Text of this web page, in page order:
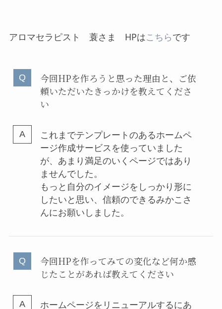
アロマセラピスト 蓑さま HPはこちらです
今回HPを作ろうと思った理由と、ご依
頼いただいたきっかけを教えてくださ
い
これまでテンプレートのあるホームペ
ージ作成サービスを使っていました
が、あまり満足のいくページではあり
ませんでした。
もっと自分のイメージをしっかり形に
したいと思い、信頼のできるみかこさ
んにお願いしました。
今回HPを作ってみての変化など何か感
じたことがあれば教えてください
ホームページをリニューアルするにあ